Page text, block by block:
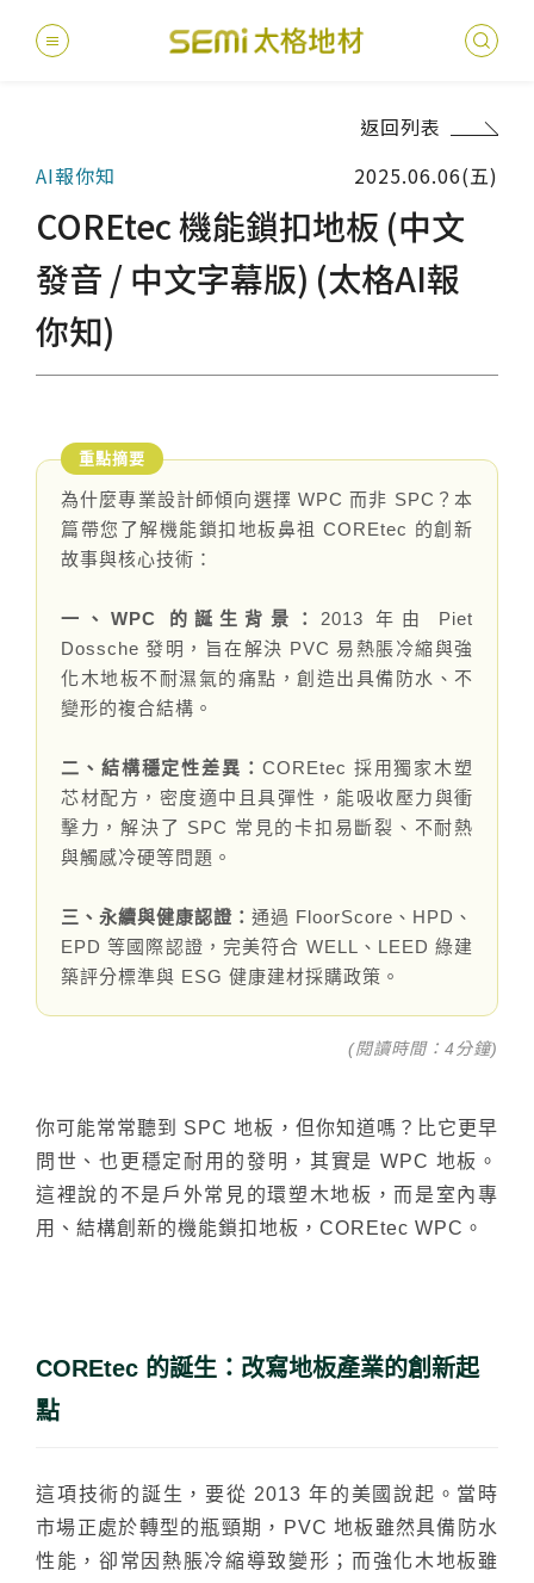
媒
產品總覽
德國耐
PVC透
伊格疏
寬幅式
SPC礦石
美國 LVT
GTI裝
PVC複
ESD
健康・永續
太格
WELL/
地面誌
AI報你
學校
semi太格
關於我們
社
下載・影音
返回列表
AI報你知
2025.06.06(五)
COREtec 機能鎖扣地板 (中文
發音 / 中文字幕版) (太格AI報
你知)
為什麼專業設計師傾向選擇 WPC 而非 SPC？本
篇帶您了解機能鎖扣地板鼻祖 COREtec 的創新
故事與核心技術：
一、WPC 的誕生背景： 2013 年由 Piet
Dossche 發明，旨在解決 PVC 易熱脹冷縮與強
化木地板不耐濕氣的痛點，創造出具備防水、不
變形的複合結構。
二、結構穩定性差異： COREtec 採用獨家木塑
芯材配方，密度適中且具彈性，能吸收壓力與衝
擊力，解決了 SPC 常見的卡扣易斷裂、不耐熱
與觸感冷硬等問題。
三、永續與健康認證： 通過 FloorScore、HPD、
EPD 等國際認證，完美符合 WELL、LEED 綠建
築評分標準與 ESG 健康建材採購政策。
(閱讀時間：4分鐘)
你可能常常聽到 SPC 地板，但你知道嗎？比它更早
問世、也更穩定耐用的發明，其實是 WPC 地板。
這裡說的不是戶外常見的環塑木地板，而是室內專
用、結構創新的機能鎖扣地板， COREtec WPC 。
COREtec 的誕生：改寫地板產業的創新起
點
這項技術的誕生，要從 2013 年的美國說起。當時
市場正處於轉型的瓶頸期，PVC 地板雖然具備防水
性能，卻常因熱脹冷縮導致變形；而強化木地板雖